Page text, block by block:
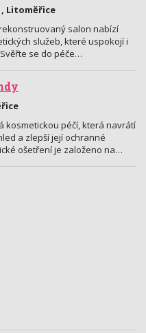
, Litoměřice
salon nabízí
služeb, které uspokojí i
se do péče…
kosmetickou péčí, která navrátí
a zlepší její ochranné
ošetření je založeno na…